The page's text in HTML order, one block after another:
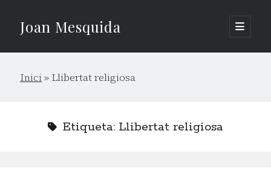
Joan Mesquida
open
primary
Sidebar
Inici » Llibertat religiosa
Etiqueta: Llibertat religiosa